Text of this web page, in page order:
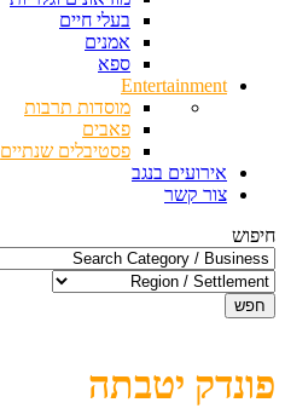
בעלי חיים
אמנים
ספא
Entertainment
מוסדות תרבות
פאבים
פסטיבלים שנתיים
אירועים בנגב
צור קשר
חיפוש
חפש
פונדק יטבתה